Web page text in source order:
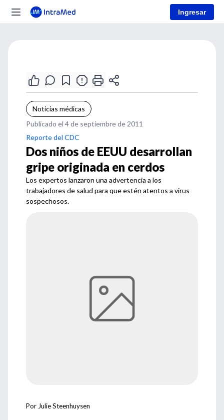
Ingresar
Noticias médicas
Publicado el 4 de septiembre de 2011
Reporte del CDC
Dos niños de EEUU desarrollan
gripe originada en cerdos
Los expertos lanzaron una advertencia a los
trabajadores de salud para que estén atentos a virus
sospechosos.
Por Julie Steenhuysen